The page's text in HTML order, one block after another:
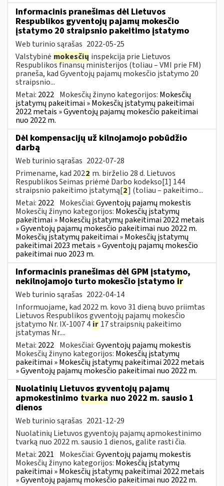
Informacinis pranešimas dėl Lietuvos
Respublikos gyventojų pajamų mokesčio
įstatymo 20 straipsnio pakeitimo įstatymo
Web turinio sąrašas 2022-05-25
Valstybinė mokesčių inspekcija prie Lietuvos
Respublikos finansų ministerijos (toliau – VMI prie FM)
praneša, kad Gyventojų pajamų mokesčio įstatymo 20
straipsnio...
Metai: 2022 Mokesčių žinyno kategorijos: Mokesčių
įstatymų pakeitimai » Mokesčių įstatymų pakeitimai
2022 metais » Gyventojų pajamų mokesčio pakeitimai
nuo 2022 m.
Dėl kompensacijų už kilnojamojo pobūdžio
darbą
Web turinio sąrašas 2022-07-28
Primename, kad 2022 m. birželio 28 d. Lietuvos
Respublikos Seimas priėmė Darbo kodekso[1] 144
straipsnio pakeitimo įstatymą[2] (toliau – pakeitimo...
Metai: 2022 Mokesčiai:Gyventojų pajamų mokestis
Mokesčių žinyno kategorijos: Mokesčių įstatymų
pakeitimai » Mokesčių įstatymų pakeitimai 2022 metais
» Gyventojų pajamų mokesčio pakeitimai nuo 2022 m.
Mokesčių įstatymų pakeitimai » Mokesčių įstatymų
pakeitimai 2023 metais » Gyventojų pajamų mokesčio
pakeitimai nuo 2023 m.
Informacinis pranešimas dėl GPM įstatymo,
nekilnojamojo turto mokesčio įstatymo ir
Web turinio sąrašas 2022-04-14
Informuojame, kad 2022 m. kovo 31 dieną buvo priimtas
Lietuvos Respublikos gyventojų pajamų mokesčio
įstatymo Nr. IX-1007 4 ir 17 straipsnių pakeitimo
įstatymas Nr....
Metai: 2022 Mokesčiai:Gyventojų pajamų mokestis
Mokesčių žinyno kategorijos: Mokesčių įstatymų
pakeitimai » Mokesčių įstatymų pakeitimai 2022 metais
» Gyventojų pajamų mokesčio pakeitimai nuo 2022 m.
Nuolatinių Lietuvos gyventojų pajamų
apmokestinimo tvarka nuo 2022 m. sausio 1
dienos
Web turinio sąrašas 2021-12-29
Nuolatinių Lietuvos gyventojų pajamų apmokestinimo
tvarką nuo 2022 m. sausio 1 dienos, galite rasti čia.
Metai: 2021 Mokesčiai:Gyventojų pajamų mokestis
Mokesčių žinyno kategorijos: Mokesčių įstatymų
pakeitimai » Mokesčių įstatymų pakeitimai 2022 metais
» Gyventojų pajamų mokesčio pakeitimai nuo 2022 m.